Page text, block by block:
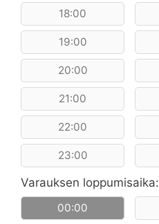
18:00
19:00
20:00
21:00
22:00
23:00
Varauksen loppumisaika:
00:00